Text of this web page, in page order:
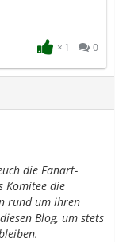
1 0
die Fanart-
Komitee die
rund um ihren
Blog, um stets